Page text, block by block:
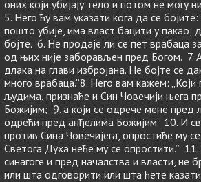
оних који убијају тело и потом не могу
5. Него ћу вам указати кога да се бојите:
пошто убије, има власт бацити у пакао;
бојте. 6. Не продаје ли се пет врабаца
од њих није заборављен пред Богом. 7. А
длака на глави избројана. Не бојте се
много врабаца.”8. Него вам кажем:
људима, признаће и Син Човечији њега
Божијим; 9. а који се одрече мене пред
одрећи пред анђелима Божијим. 10. И
против Сина Човечијега, опростиће му
Светога Духа неће му се опростити.”
синагоге и пред началства и власти, не
или шта одговорити или шта ћете